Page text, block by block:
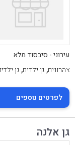
עירוני - סיבסוד מלא
צהרונים,גן ילדים,גן
לפרטים נוספים
גן אלנה